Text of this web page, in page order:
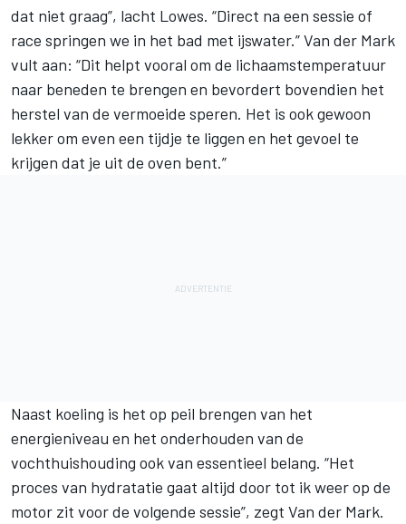
dat niet graag”, lacht Lowes. “Direct na een sessie of
race springen we in het bad met ijswater.” Van der Mark
vult aan: “Dit helpt vooral om de lichaamstemperatuur
naar beneden te brengen en bevordert bovendien het
herstel van de vermoeide speren. Het is ook gewoon
lekker om even een tijdje te liggen en het gevoel te
krijgen dat je uit de oven bent.”
Naast koeling is het op peil brengen van het
energieniveau en het onderhouden van de
vochthuishouding ook van essentieel belang. “Het
proces van hydratatie gaat altijd door tot ik weer op de
motor zit voor de volgende sessie”, zegt Van der Mark.